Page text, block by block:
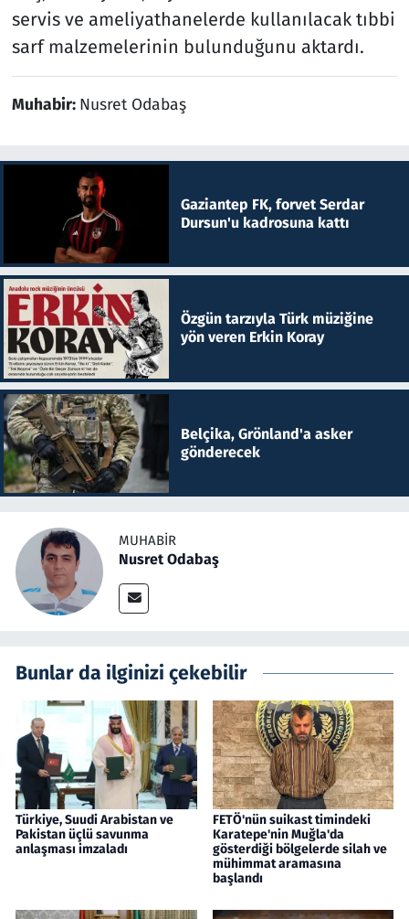
servis ve ameliyathanelerde kullanılacak tıbbi
sarf malzemelerinin bulunduğunu aktardı.
Muhabir: Nusret Odabaş
Gaziantep FK, forvet Serdar
Dursun'u kadrosuna kattı
Özgün tarzıyla Türk müziğine
yön veren Erkin Koray
Belçika, Grönland'a asker
gönderecek
MUHABIR
Nusret Odabaş
Bunlar da ilginizi çekebilir
Türkiye, Suudi Arabistan ve
Pakistan üçlü savunma
anlaşması imzaladı
FETÖ'nün suikast timindeki
Karatepe'nin Muğla'da
gösterdiği bölgelerde silah ve
mühimmat aramasına
başlandı